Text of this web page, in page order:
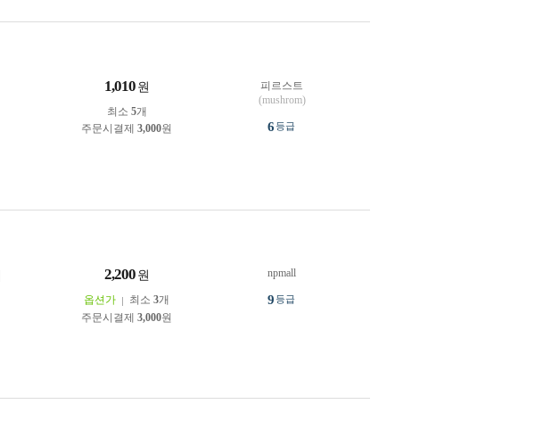
1,010 원
최소 5개
주문시결제 3,000원
피르스트
(mushrom)
6등급
2,200 원
옵션가 최소 3개
주문시결제 3,000원
npmall
9등급